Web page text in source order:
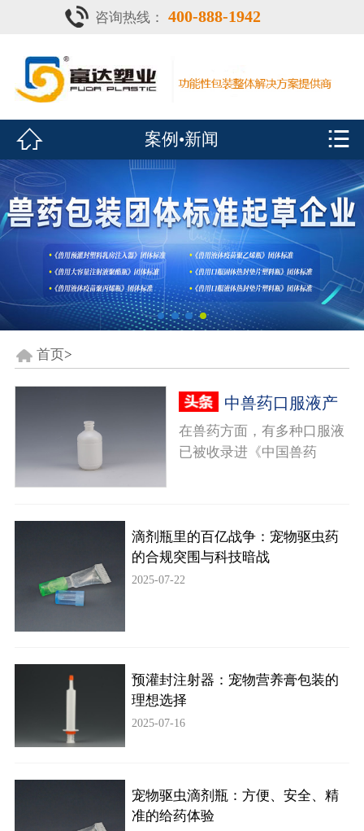
 首页
案例•新闻
展会风采
关于鑫富达
咨询热线： 400-888-1942
 案例•新闻 
首页>
中兽药口服液产
生沉淀原因及解决方案
在兽药方面，有多种口服液
已被收录进《中国兽药
滴剂瓶里的百亿战争：宠物驱虫药
的合规突围与科技暗战
2025-07-22
预灌封注射器：宠物营养膏包装的
理想选择
2025-07-16
宠物驱虫滴剂瓶：方便、安全、精
准的给药体验